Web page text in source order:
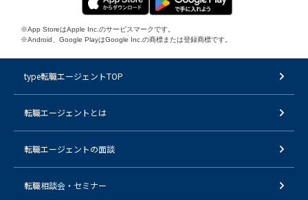
※App StoreはApple Inc.のサービスマークです。
※Android、Google PlayはGoogle Inc.の商標または登録商標です。
type転職エージェントTOP
転職エージェントとは
転職エージェントの面談
転職相談会・セミナー